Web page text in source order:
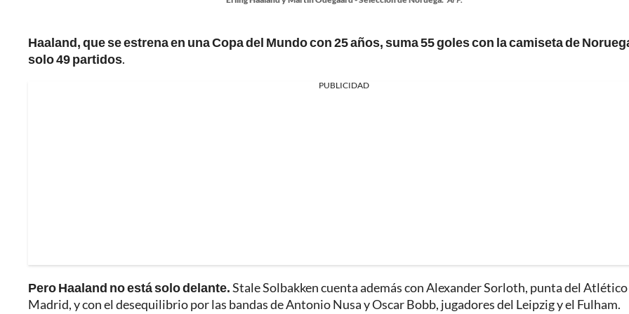
Haaland, que se estrena en una Copa del Mundo con 25 años, suma 55 goles con la camiseta de
solo 49 partidos.
PUBLICIDAD
Pero Haaland no está solo delante.Stale Solbakken cuenta además con Alexander Sorloth, punta del
Madrid, y con el desequilibrio por las bandas de Antonio Nusa y Oscar Bobb, jugadores del Leipzig y el Fulham.